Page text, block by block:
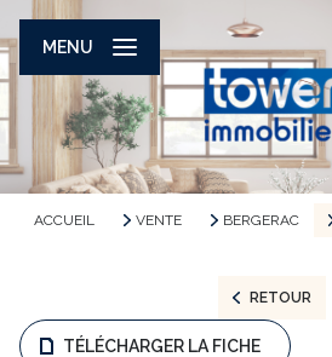
MENU
ACCUEIL VENTE BERGERAC
RETOUR
TÉLÉCHARGER LA FICHE